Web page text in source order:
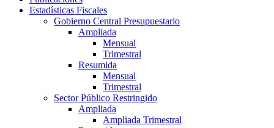
Estadísticas Fiscales
Gobierno Central Presupuestario
Ampliada
Mensual
Trimestral
Resumida
Mensual
Trimestral
Sector Público Restringido
Ampliada
Ampliada Trimestral